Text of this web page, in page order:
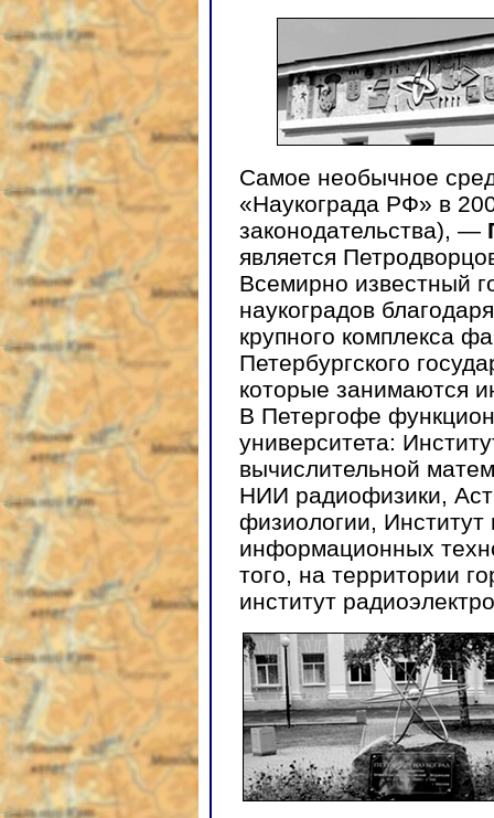
Самое необычное
«Наукограда РФ» в
законодательства), —
является
Всемирно известный
наукоградов
крупного комплекса
Петербургского
которые занимаются
В Петергофе
университета:
вычислительной
НИИ радиофизики,
физиологии,
информационных
того, на территории
институт